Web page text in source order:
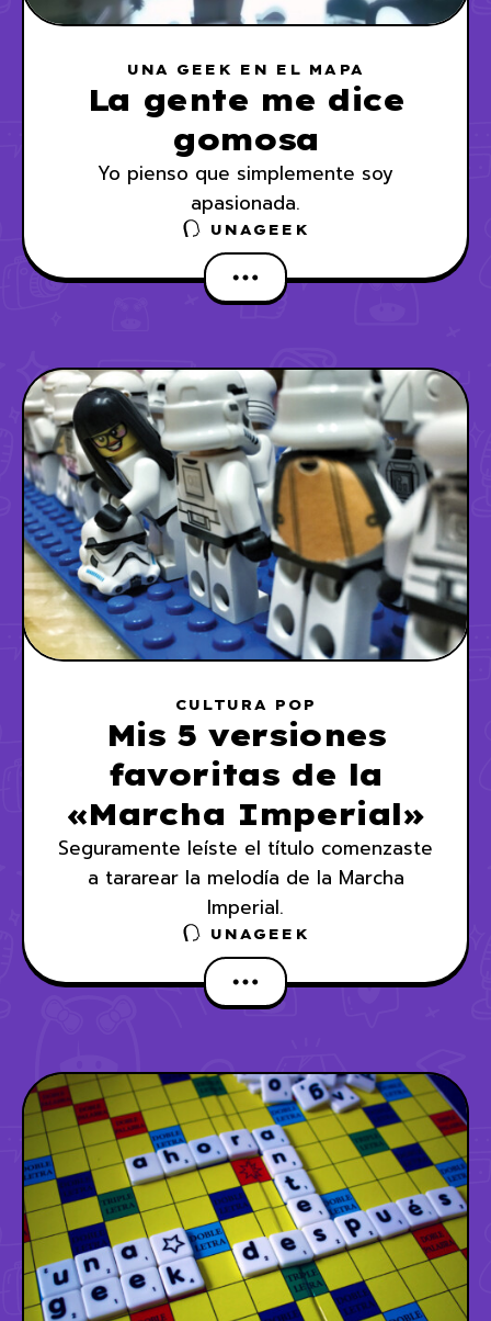
UNA GEEK EN EL MAPA
La gente me dice
gomosa
Yo pienso que simplemente soy
apasionada.
UNAGEEK
CULTURA POP
Mis 5 versiones
favoritas de la
«Marcha Imperial»
Seguramente leíste el título comenzaste
a tararear la melodía de la Marcha
Imperial.
UNAGEEK